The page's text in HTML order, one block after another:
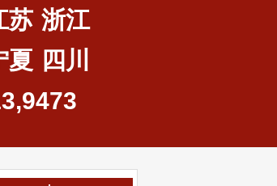
苏 浙江
夏 四川